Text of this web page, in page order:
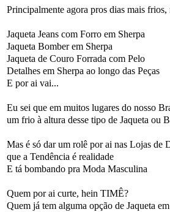
Principalmente agora pros dias mais frios,
Jaqueta Jeans com Forro em Sherpa
Jaqueta Bomber em Sherpa
Jaqueta de Couro Forrada com Pelo
Detalhes em Sherpa ao longo das Peças
E por ai vai...
Eu sei que em muitos lugares do nosso
um frio à altura desse tipo de Jaqueta ou
Mas é só dar um rolê por ai nas Lojas de
que a Tendência é realidade
E tá bombando pra Moda Masculina
Quem por ai curte, hein TIMÊ?
Quem já tem alguma opção de Jaqueta